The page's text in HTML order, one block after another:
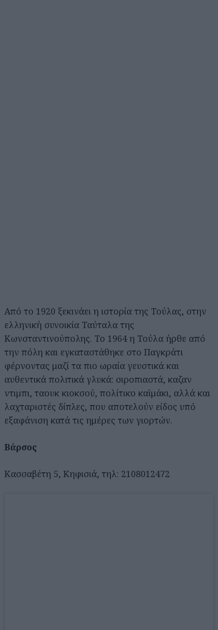
Από το 1920 ξεκινάει η ιστορία της Τούλας, στην
ελληνική συνοικία Ταύταλα της
Κωνσταντινούπολης. Το 1964 η Τούλα ήρθε από
την πόλη και εγκαταστάθηκε στο Παγκράτι
φέρνοντας μαζί τα πιο ωραία γευστικά και
αυθεντικά πολιτικά γλυκά: σιροπιαστά, καζαν
ντιμπι, ταουκ κιοκσού, πολίτικο καϊμάκι, αλλά και
λαχταριστές δίπλες, που αποτελούν είδος υπό
εξαφάνιση κατά τις ημέρες των γιορτών.
Bάρσος
Κασσαβέτη 5, Κηφισιά, τηλ: 2108012472